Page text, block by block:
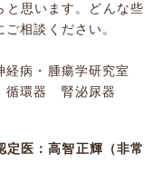
と思います。どんな些
相談ください。
病・腫瘍学研究室
環器 腎泌尿器
定医：高智正輝（非常